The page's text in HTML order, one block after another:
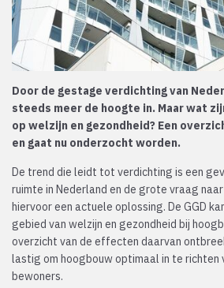
Door de gestage verdichting van
steeds meer de hoogte in. Maar wat
op welzijn en gezondheid? Een
en gaat nu onderzocht worden.
De trend die leidt tot verdichting is een
ruimte in Nederland en de grote vraag
hiervoor een actuele oplossing. De GGD
gebied van welzijn en gezondheid bij
overzicht van de effecten daarvan
lastig om hoogbouw optimaal in te richten
bewoners.